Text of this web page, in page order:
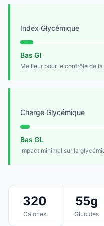
Index Glycémique
Bas GI
Meilleur pour le contrôle de
Charge Glycémique
Bas GL
Impact minimal sur la
320
Calories
55g
Glucides